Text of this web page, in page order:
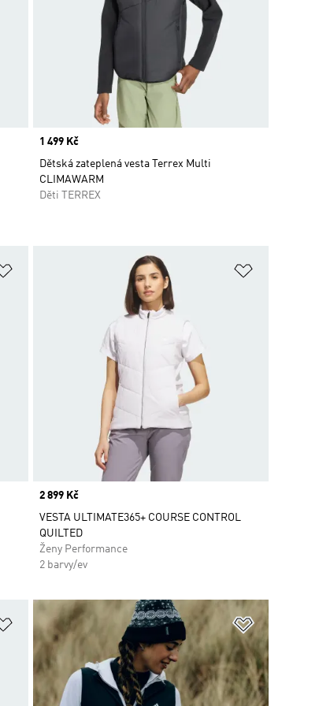
Price
1 499 Kč
Dětská zateplená vesta Terrex Multi
CLIMAWARM
Děti TERREX
Přidat do seznamu přání
Price
2 899 Kč
VESTA ULTIMATE365+ COURSE CONTROL
QUILTED
Ženy Performance
2 barvy/ev
Přidat do seznamu přání Přidat do